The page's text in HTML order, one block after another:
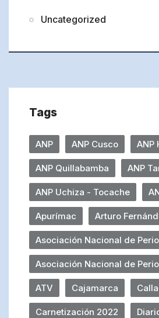
Uncategorized
Tags
ANP ANP Cusco ANP
ANP Quillabamba ANP
ANP Uchiza - Tocache
Apurímac Arturo
Asociación Nacional de
Asociación Nacional de
ATV Cajamarca
Carnetización 2022